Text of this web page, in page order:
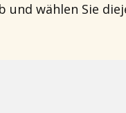
und wählen Sie